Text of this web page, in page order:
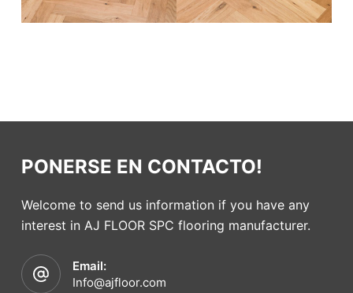
PONERSE EN CONTACTO!
Welcome to send us information if you have any
interest in AJ FLOOR SPC flooring manufacturer.
Email:
Info@ajfloor.com